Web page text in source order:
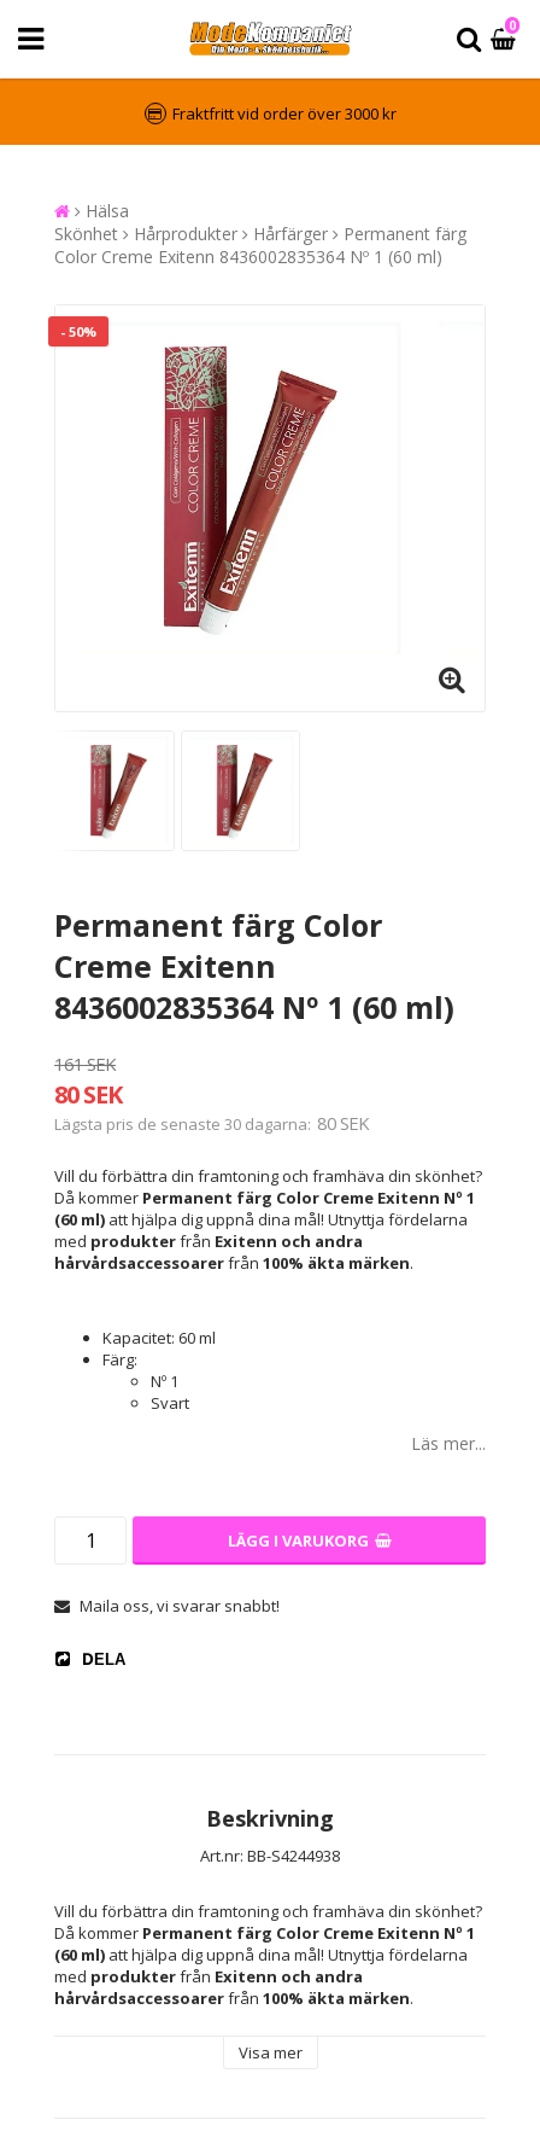
0
Fraktfritt vid order över 3000 kr
Hälsa
Skönhet
Hårprodukter Hårfärger
Permanent färg
Color Creme Exitenn 8436002835364 Nº 1 (60 ml)
- 50%
Permanent färg Color
Creme Exitenn
8436002835364 Nº 1 (60 ml)
161 SEK
80 SEK
Lägsta pris de senaste 30 dagarna 80 SEK
Vill du förbättra din framtoning och framhäva din skönhet?
Då kommer Permanent färg Color Creme Exitenn Nº 1
(60 ml) att hjälpa dig uppnå dina mål! Utnyttja fördelarna
med produkterfrån Exitenn och andra
hårvårdsaccessoarerfrån 100% äkta märken.
Kapacitet: 60 ml
Färg:
Nº 1
Svart
Läs mer...
LÄGG I VARUKORG
Maila oss, vi svarar snabbt!
DELA
Beskrivning
Art.nr: BB-S4244938
Vill du förbättra din framtoning och framhäva din skönhet?
Då kommer Permanent färg Color Creme Exitenn Nº 1
(60 ml) att hjälpa dig uppnå dina mål! Utnyttja fördelarna
med produkter från Exitenn
hårvårdsaccessoarer från 100% äkta märken.
Visa mer